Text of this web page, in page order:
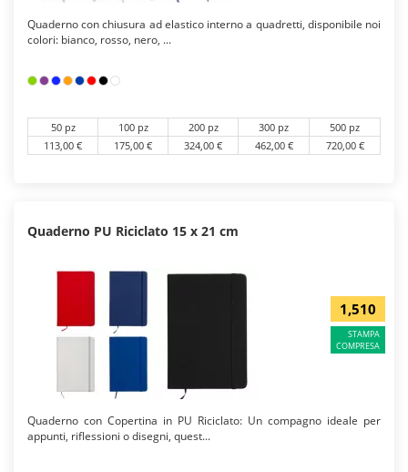
Quaderno con chiusura ad elastico interno a quadretti, disponibile noi
colori: bianco, rosso, nero, ...
50 pz 100 pz 200 pz 300 pz
500 pz
113,00 €
175,00 € 324,00 € 462,00 € 720,00 €
Quaderno PU Riciclato 15 x 21 cm
1,510
STAMPA
COMPRESA
Quaderno con Copertina in PU Riciclato: Un compagno ideale per
appunti, riflessioni o disegni, quest...